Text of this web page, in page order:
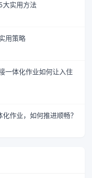
大实用方法
用策略
一体化作业如何让入住
作业，如何推进顺畅？